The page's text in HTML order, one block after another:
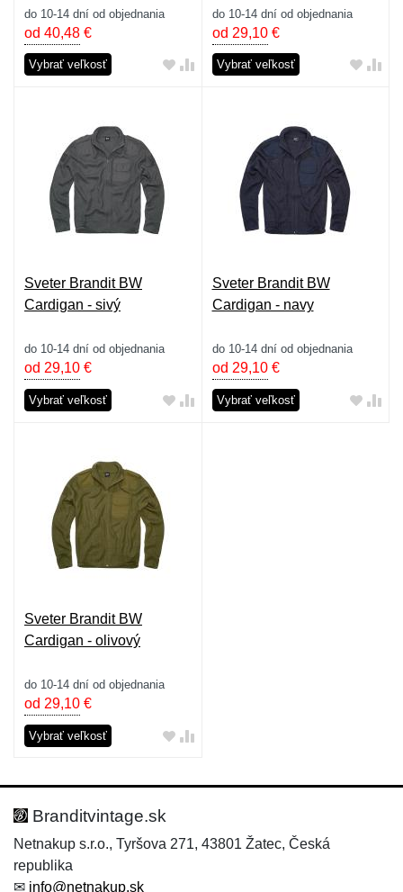
do 10-14 dní od objednania
od 40,48 €
Vybrať veľkosť
do 10-14 dní od objednania
od 29,10€
Vybrať veľkosť
Sveter Brandit BW
Cardigan - sivý
do 10-14 dní od objednania
od 29,10 €
Vybrať veľkosť
Sveter Brandit BW
Cardigan - navy
do 10-14 dní od objednania
od 29,10€
Vybrať veľkosť
Sveter Brandit BW
Cardigan - olivový
do 10-14 dní od objednania
od 29,10 €
Vybrať veľkosť
Branditvintage.sk
Netnakup s.r.o., Tyršova 271, 43801 Žatec, Česká
republika
✉ info@netnakup.sk